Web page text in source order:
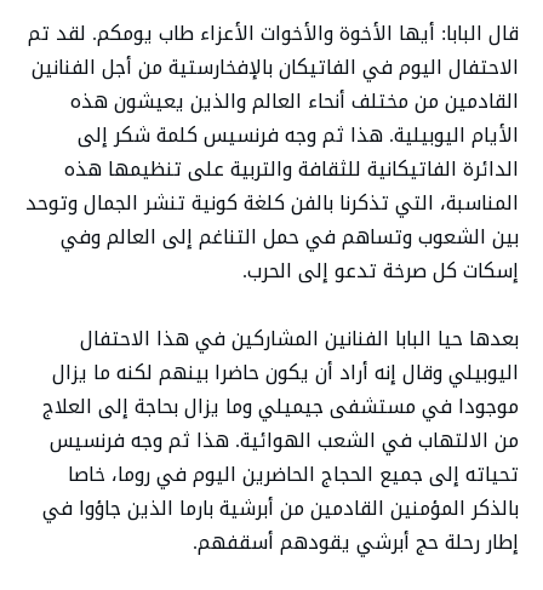
قال البابا: أيها الأخوة والأخوات الأعزاء طاب يومكم. لقد تم
الاحتفال اليوم في الفاتيكان بالإفخارستية من أجل الفنانين
القادمين من مختلف أنحاء العالم والذين يعيشون هذه
الأيام اليوبيلية. هذا ثم وجه فرنسيس كلمة شكر إلى
الدائرة الفاتيكانية للثقافة والتربية على تنظيمها هذه
المناسبة، التي تذكرنا بالفن كلغة كونية تنشر الجمال وتوحد
بين الشعوب وتساهم في حمل التناغم إلى العالم وفي
إسكات كل صرخة تدعو إلى الحرب.
بعدها حيا البابا الفنانين المشاركين في هذا الاحتفال
اليوبيلي وقال إنه أراد أن يكون حاضرا بينهم لكنه ما يزال
موجودا في مستشفى جيميلي وما يزال بحاجة إلى العلاج
من الالتهاب في الشعب الهوائية. هذا ثم وجه فرنسيس
تحياته إلى جميع الحجاج الحاضرين اليوم في روما، خاصا
بالذكر المؤمنين القادمين من أبرشية بارما الذين جاؤوا في
إطار رحلة حج أبرشي يقودهم أسقفهم.